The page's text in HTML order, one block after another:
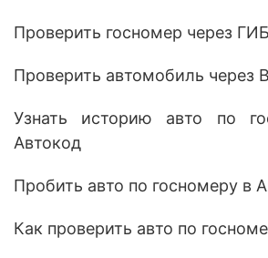
Проверить госномер через
Проверить автомобиль через
Узнать историю авто по
Автокод
Пробить авто по госномеру в
Как проверить авто по